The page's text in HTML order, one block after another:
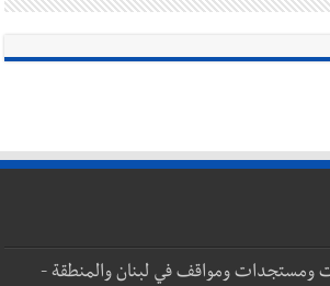
ومستجدات ومواقف في لبنان والمنطقة -